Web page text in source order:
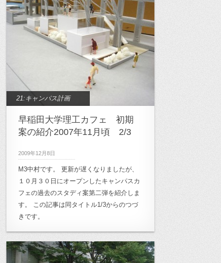
21:キャンパス計画
早稲田大学理工カフェ 初期
案の紹介2007年11月頃 2/3
2009年12月8日
M3中村です。 更新が遅くなりましたが、
１０月３０日にオープンしたキャンパスカ
フェの過去のスタディ案第二弾を紹介しま
す。 この記事は同タイトル1/3からのつづ
きです。